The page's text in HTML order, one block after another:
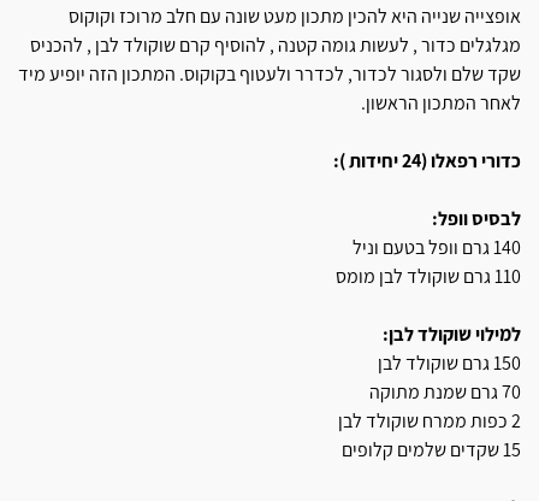
אופצייה שנייה היא להכין מתכון מעט שונה עם חלב מרוכז וקוקוס
מגלגלים כדור , לעשות גומה קטנה , להוסיף קרם שוקולד לבן , להכניס
שקד שלם ולסגור לכדור, לכדרר ולעטוף בקוקוס. המתכון הזה יופיע מיד
לאחר המתכון הראשון.
כדורי רפאלו (24 יחידות ):
לבסיס וופל:
140 גרם וופל בטעם וניל
110 גרם שוקולד לבן מומס
למילוי שוקולד לבן:
150 גרם שוקולד לבן
70 גרם שמנת מתוקה
2 כפות ממרח שוקולד לבן
15 שקדים שלמים קלופים